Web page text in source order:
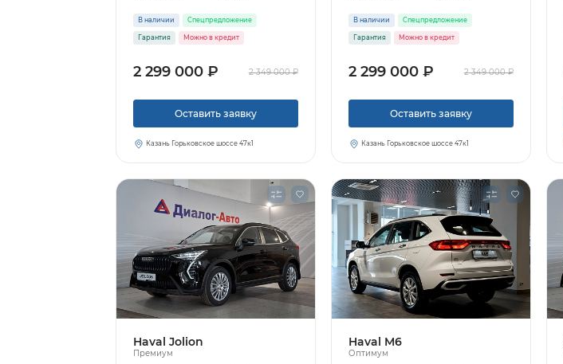
В наличии Спецпредложение
Гарантия Можно в кредит
2 299 000 ₽ 2 349 000 ₽
Оставить заявку
Казань Горьковское шоссе 47к1
В наличии Спецпредложение
Гарантия Можно в кредит
2 299 000 ₽ 2 349 000 ₽
Оставить заявку
Казань Горьковское шоссе 47к1
Haval Jolion
Премиум
Haval M6
Оптимум